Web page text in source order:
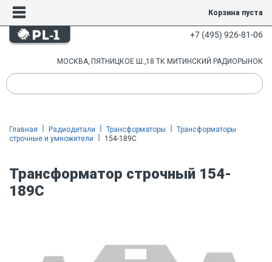
Корзина пуста
+7 (495) 926-81-06
МОСКВА, ПЯТНИЦКОЕ Ш.,18 ТК МИТИНСКИЙ РАДИОРЫНОК
Главная Радиодетали Трансформаторы
Трансформаторы
строчные и умножители
154-189C
Трансформатор строчный 154-
189C